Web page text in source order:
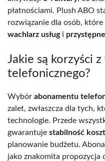
płatnościami. Plush ABO
rozwiązanie dla osób, które
wachlarz usługi
Jakie są korzyści
telefonicznego?
Wybór abonamentu
zalet, zwłaszcza dla tych,
technologie. Przede
gwarantuje stabilność
planowanie budżetu.
jako znakomita propozycja